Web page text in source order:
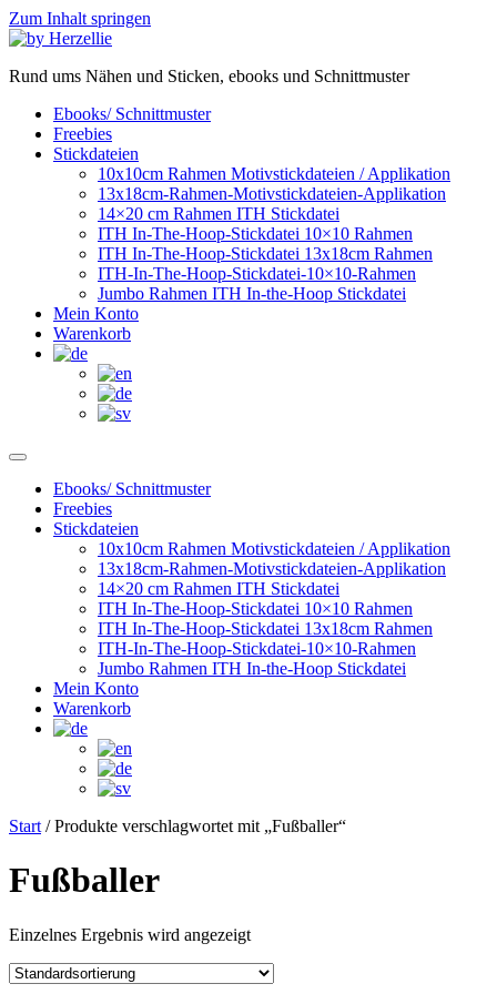
Zum Inhalt springen
Rund ums Nähen und Sticken, ebooks und Schnittmuster
Ebooks/ Schnittmuster
Freebies
Stickdateien
10x10cm Rahmen Motivstickdateien / Applikation
13x18cm-Rahmen-Motivstickdateien-Applikation
14×20 cm Rahmen ITH Stickdatei
ITH In-The-Hoop-Stickdatei 10×10 Rahmen
ITH In-The-Hoop-Stickdatei 13x18cm Rahmen
ITH-In-The-Hoop-Stickdatei-10×10-Rahmen
Jumbo Rahmen ITH In-the-Hoop Stickdatei
Mein Konto
Warenkorb
Ebooks/ Schnittmuster
Freebies
Stickdateien
10x10cm Rahmen Motivstickdateien / Applikation
13x18cm-Rahmen-Motivstickdateien-Applikation
14×20 cm Rahmen ITH Stickdatei
ITH In-The-Hoop-Stickdatei 10×10 Rahmen
ITH In-The-Hoop-Stickdatei 13x18cm Rahmen
ITH-In-The-Hoop-Stickdatei-10×10-Rahmen
Jumbo Rahmen ITH In-the-Hoop Stickdatei
Mein Konto
Warenkorb
Start / Produkte verschlagwortet mit „Fußballer“
Fußballer
Einzelnes Ergebnis wird angezeigt